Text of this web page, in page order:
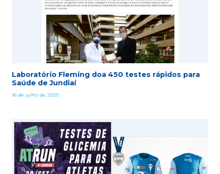
Laboratório Fleming doa 450 testes rápidos para
Saúde de Jundiaí
16 de julho de 2020